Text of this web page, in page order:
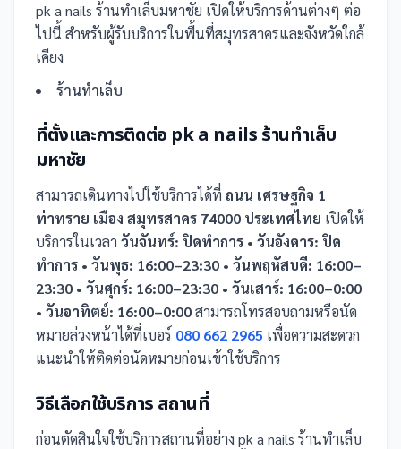
pk a nails ร้านทำเล็บมหาชัย เปิดให้บริการด้านต่างๆ ต่อ
ไปนี้ สำหรับผู้รับบริการในพื้นที่สมุทรสาครและจังหวัดใกล้
เคียง
ร้านทำเล็บ
ที่ตั้งและการติดต่อ pk a nails ร้านทำเล็บ
มหาชัย
สามารถเดินทางไปใช้บริการได้ที่ ถนน เศรษฐกิจ 1
ท่าทราย เมือง สมุทรสาคร 74000 ประเทศไทย เปิดให้
บริการในเวลา วันจันทร์: ปิดทำการ • วันอังคาร: ปิด
ทำการ • วันพุธ: 16:00–23:30 • วันพฤหัสบดี: 16:00–
23:30 • วันศุกร์: 16:00–23:30 • วันเสาร์: 16:00–0:00
• วันอาทิตย์: 16:00–0:00สามารถโทรสอบถามหรือนัด
หมายล่วงหน้าได้ที่เบอร์ 080 662 2965 เพื่อความสะดวก
แนะนำให้ติดต่อนัดหมายก่อนเข้าใช้บริการ
วิธีเลือกใช้บริการ สถานที่
ก่อนตัดสินใจใช้บริการสถานที่อย่าง pk a nails ร้านทำเล็บ